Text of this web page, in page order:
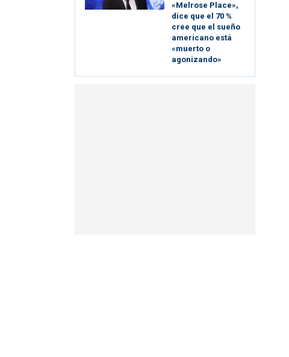
«Melrose Place»,
dice que el 70 %
cree que el sueño
americano está
«muerto o
agonizando»